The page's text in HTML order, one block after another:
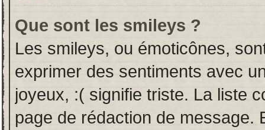
Que sont les smileys ?
Les smileys, ou émoticônes,
exprimer des sentiments avec
joyeux, :( signifie triste. La liste
page de rédaction de message.